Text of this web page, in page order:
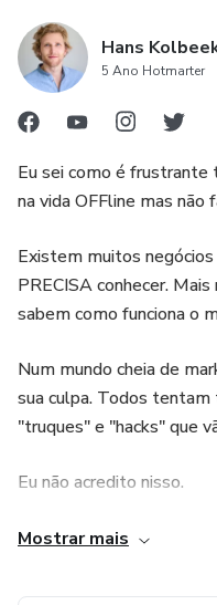
Hans
5 Ano Hotmarter
Eu sei como é frustrante
na vida OFFline mas não
Existem muitos
PRECISA conhecer.
sabem como funciona o
Num mundo cheia de
sua culpa. Todos tentam
"truques" e "hacks" que
Eu não acredito nisso.
Eu acredito em
Para crescer
Mostrar mais